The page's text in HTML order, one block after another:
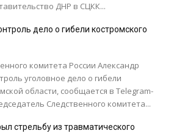
ДНР в СЦКК...
дело о гибели костромского
комитета России Александр
уголовное дело о гибели
области, сообщается в Telegram-
Следственного комитета...
стрельбу из травматического